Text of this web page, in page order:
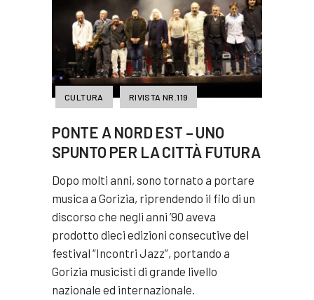
CULTURA RIVISTA NR.119
PONTE A NORD EST – UNO
SPUNTO PER LA CITTÀ FUTURA
Dopo molti anni, sono tornato a portare
musica a Gorizia, riprendendo il filo di un
discorso che negli anni ’90 aveva
prodotto dieci edizioni consecutive del
festival “Incontri Jazz”, portando a
Gorizia musicisti di grande livello
nazionale ed internazionale.